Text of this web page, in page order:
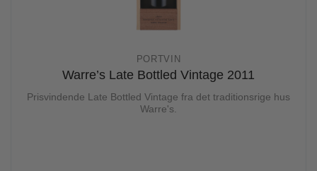
PORTVIN
Warre’s Late Bottled Vintage 2011
Prisvindende Late Bottled Vintage fra det traditionsrige hus
Warre's.